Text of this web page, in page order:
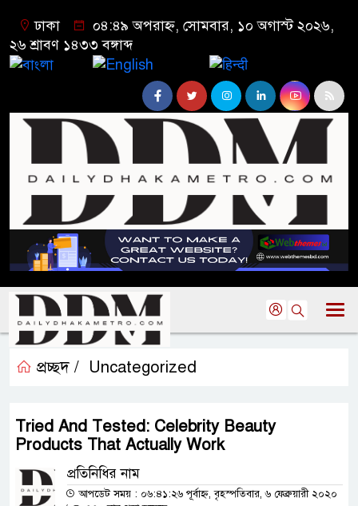
ঢাকা
০৪:৪৯ অপরাহ্ন, সোমবার, ১০ অগাস্ট ২০২৬,
২৬ শ্রাবণ ১৪৩৩ বঙ্গাব্দ
প্রচ্ছদ / Uncategorized
Tried And Tested: Celebrity Beauty
Products That Actually Work
প্রতিনিধির নাম
আপডেট সময় : ০৬:৪১:২৬ পূর্বাহ্ন, বৃহস্পতিবার, ৬ ফেব্রুয়ারী ২০২০